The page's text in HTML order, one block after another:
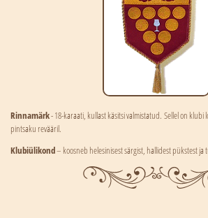
Rinnamärk- 18-karaati, kullast käsitsi valmistatud. Sellel on klubi
pintsaku revääril.
Klubiülikond– koosneb helesinisest särgist, hallidest pükstest ja